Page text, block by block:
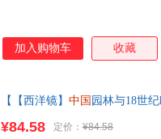
加入购物车 收藏
【【西洋镜】 中国 园林与18世
在线当当客服
¥84.58 定价： ¥84.58